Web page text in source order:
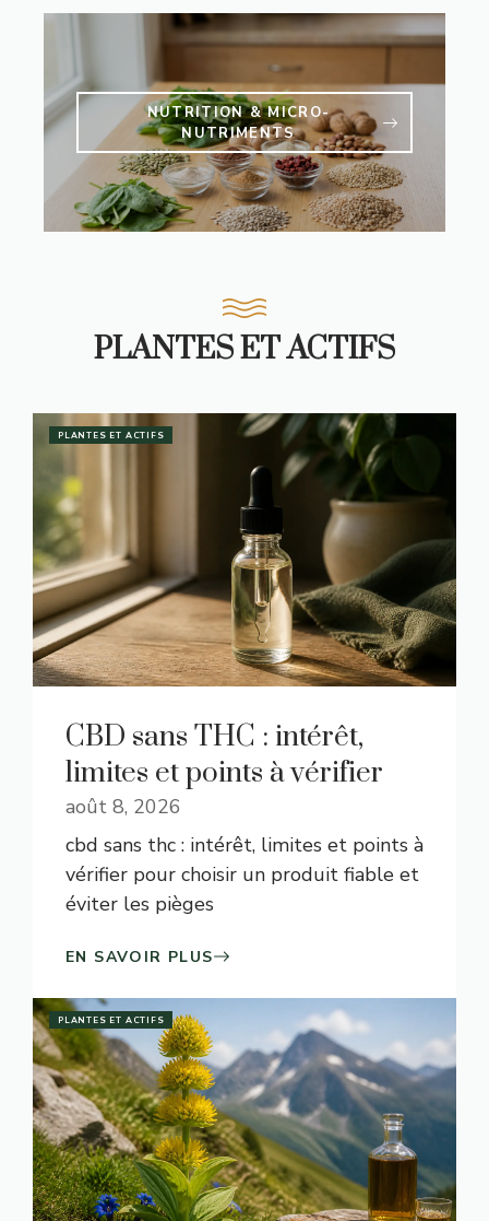
NUTRITION & MICRO-
NUTRIMENTS
PLANTES ET ACTIFS
PLANTES ET ACTIFS
CBD sans THC : intérêt,
limites et points à vérifier
août 8, 2026
cbd sans thc : intérêt, limites et points à
vérifier pour choisir un produit fiable et
éviter les pièges
EN SAVOIR PLUS
PLANTES ET ACTIFS